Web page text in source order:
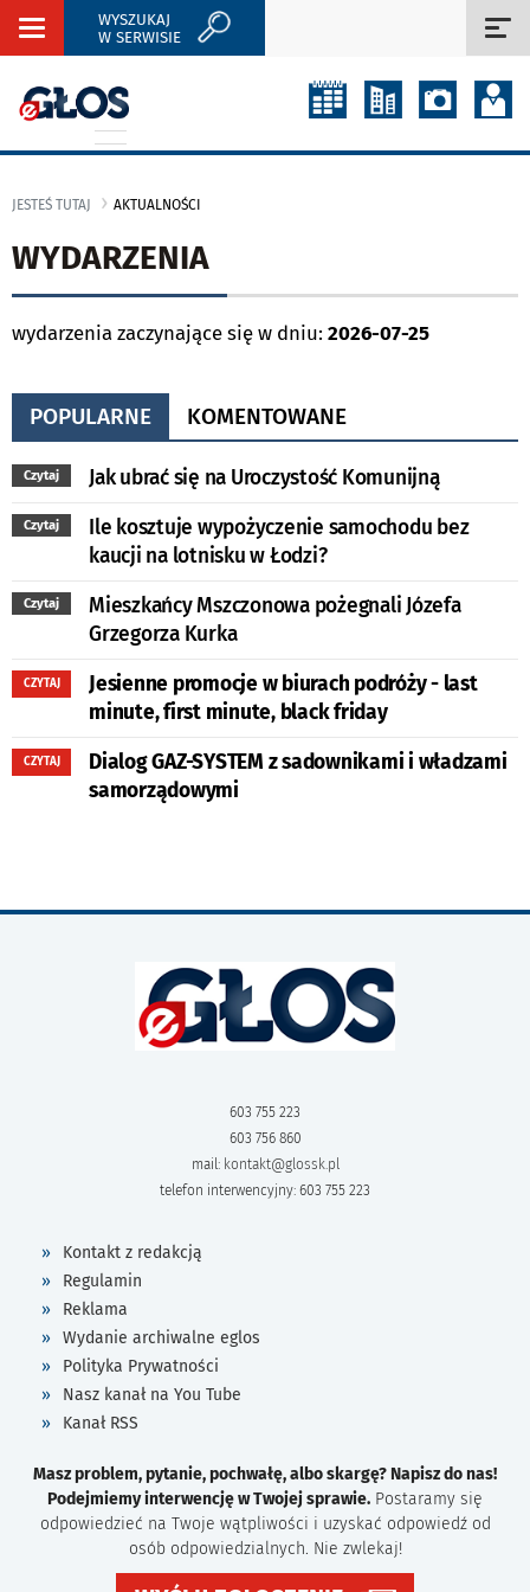
Rozwiń
WYSZUKAJ
W SERWISIE
JESTEŚ TUTAJ AKTUALNOŚCI
WYDARZENIA
wydarzenia zaczynające się w dniu: 2026-07-25
POPULARNE KOMENTOWANE
Czytaj Jak ubrać się na Uroczystość Komunijną
Czytaj
Ile kosztuje wypożyczenie samochodu bez
kaucji na lotnisku w Łodzi?
Czytaj
Mieszkańcy Mszczonowa pożegnali Józefa
Grzegorza Kurka
CZYTAJ
Jesienne promocje w biurach podróży - last
minute, first minute, black friday
CZYTAJ
Dialog GAZ-SYSTEM z sadownikami i władzami
samorządowymi
603 755 223
603 756 860
mail: kontakt@glossk.pl
telefon interwencyjny: 603 755 223
Kontakt z redakcją
Regulamin
Reklama
Wydanie archiwalne eglos
Polityka Prywatności
Nasz kanał na You Tube
Kanał RSS
Masz problem, pytanie, pochwałę, albo skargę? Napisz do nas!
Podejmiemy interwencję w Twojej sprawie. Postaramy się
odpowiedzieć na Twoje wątpliwości i uzyskać odpowiedź od
osób odpowiedzialnych. Nie zwlekaj!